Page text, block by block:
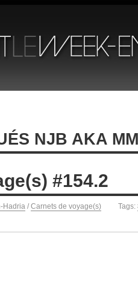
NJB AKA MM
#154.2
Hadria / Carnets de voyage(s) Tags: